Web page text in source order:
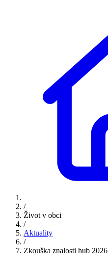
/
Život v obci
/
Aktuality
/
Zkouška znalosti hub 2026